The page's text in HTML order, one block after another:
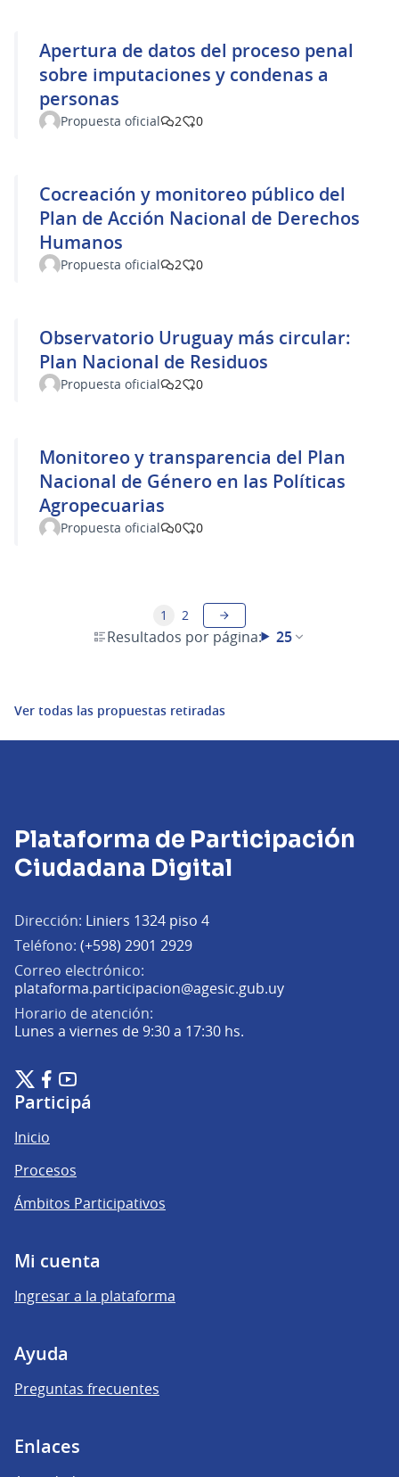
Apertura de datos del proceso penal
sobre imputaciones y condenas a
personas
Propuesta oficial 2 0
Cocreación y monitoreo público del
Plan de Acción Nacional de Derechos
Humanos
Propuesta oficial 2 0
Observatorio Uruguay más circular:
Plan Nacional de Residuos
Propuesta oficial 2 0
Monitoreo y transparencia del Plan
Nacional de Género en las Políticas
Agropecuarias
Propuesta oficial 0 0
Resultados por página: 25
1 2
Ver todas las propuestas retiradas
Plataforma de Participación
Ciudadana Digital
Dirección: Liniers 1324 piso 4
Teléfono: (+598) 2901 2929
Correo electrónico:
plataforma.participacion@agesic.gub.uy(Abrir en una
Horario de atención:
Lunes a viernes de 9:30 a 17:30 hs.
Plataforma de Participación Ciudadana Digital en X
(Enlace externo)
Plataforma de Participación Ciudadana Digital en Facebook
(Enlace externo)
Plataforma de Participación Ciudadana Digital en
(Enlace externo)
Participá
Inicio
Procesos
Ámbitos Participativos
Mi cuenta
Ingresar a la plataforma
Ayuda
Preguntas frecuentes
Enlaces